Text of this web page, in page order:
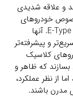
و علاقه شدیدی
خودروهای
بریتانیایی مانند استون مارتین DB۵ و جگوار E-Type. آنها
و پیشرفته‌تر
کلاسیک
بسازند که ظاهر و
از نظر عملکرد،
مدرن باشند.